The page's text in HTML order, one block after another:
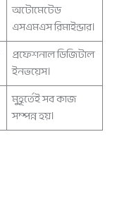
অটোমেটেড
এসএমএস রিমাইন্ডার।
প্রফেশনাল ডিজিটাল
ইনভয়েস।
মুহূর্তেই সব কাজ
সম্পন্ন হয়।